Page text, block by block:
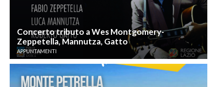
Concerto tributo a Wes Montgomery-
Zeppetella, Mannutza, Gatto
APPUNTAMENTI